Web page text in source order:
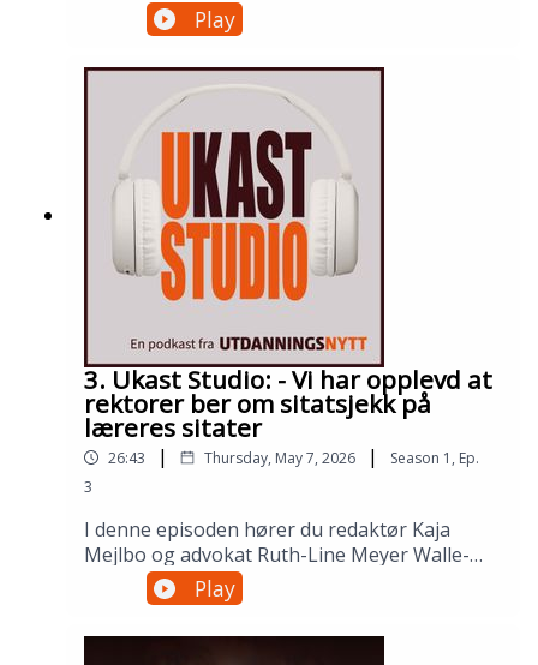
Play
3. Ukast Studio: - Vi har opplevd at
rektorer ber om sitatsjekk på
læreres sitater
26:43 | Thursday, May 7, 2026 | Season 1 , Ep.
3
I denne episoden hører du redaktør Kaja
Mejlbo og advokat Ruth-Line Meyer Walle-
Hansen fortelle om det store prosjektet:
Lærer og ytringsfrihet.
Play